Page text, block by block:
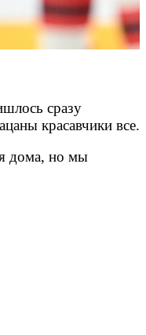
сразу
красавчики все.
дома, но мы